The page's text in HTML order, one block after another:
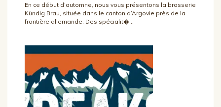
En ce début d’automne, nous vous présentons la brasserie
Kündig Bräu, située dans le canton d’Argovie près de la
frontière allemande. Des spécialit�...